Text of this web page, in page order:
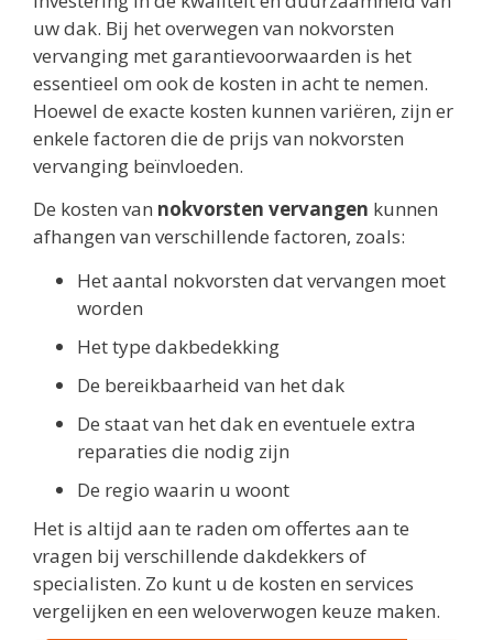
uw dak. Bij het overwegen van nokvorsten
vervanging met garantievoorwaarden is het
essentieel om ook de kosten in acht te nemen.
Hoewel de exacte kosten kunnen variëren, zijn er
enkele factoren die de prijs van nokvorsten
vervanging beïnvloeden.
De kosten van nokvorsten vervangen kunnen
afhangen van verschillende factoren, zoals:
Het aantal nokvorsten dat vervangen moet
worden
Het type dakbedekking
De bereikbaarheid van het dak
De staat van het dak en eventuele extra
reparaties die nodig zijn
De regio waarin u woont
Het is altijd aan te raden om offertes aan te
vragen bij verschillende dakdekkers of
specialisten. Zo kunt u de kosten en services
vergelijken en een weloverwogen keuze maken.